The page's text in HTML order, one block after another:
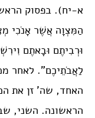
א-יח). בפסוק
הַמִּצְוָה אֲשֶׁר אָנֹכִי
וּרְבִיתֶם וּבָאתֶם
לַאֲבֹתֵיכֶם”. לאחר
האחד, שה’ זן את
הראשונה. השני,